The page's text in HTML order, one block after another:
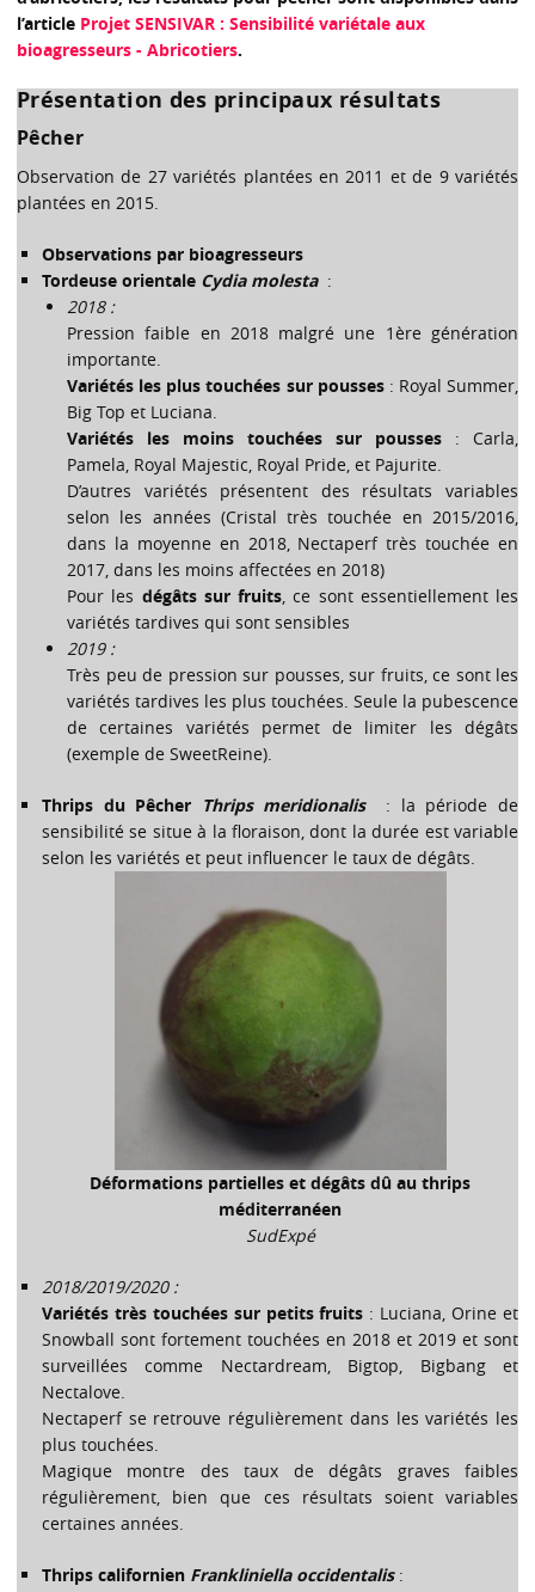
l’article Projet SENSIVAR : Sensibilité variétale aux
bioagresseurs - Abricotiers.
Présentation des principaux résultats
Pêcher
Observation de 27 variétés plantées en 2011 et de 9 variétés
plantées en 2015.
Observations par bioagresseurs
Tordeuse orientale Cydia molesta :
2018 :
Pression faible en 2018 malgré une 1ère génération
importante.
Variétés les plus touchées sur pousses: Royal Summer,
Big Top et Luciana.
Variétés les moins touchées sur pousses : Carla,
Pamela, Royal Majestic, Royal Pride, et Pajurite.
D’autres variétés présentent des résultats variables
selon les années (Cristal très touchée en 2015/2016,
dans la moyenne en 2018, Nectaperf très touchée en
2017, dans les moins affectées en 2018)
Pour les dégâts sur fruits , ce sont essentiellement les
variétés tardives qui sont sensibles
2019 :
Très peu de pression sur pousses, sur fruits, ce sont les
variétés tardives les plus touchées. Seule la pubescence
de certaines variétés permet de limiter les dégâts
(exemple de SweetReine).
Thrips du Pêcher Thrips meridionalis
: la période de
sensibilité se situe à la floraison, dont la durée est variable
selon les variétés et peut influencer le taux de dégâts.
Déformations partielles et dégâts dû au thrips
méditerranéen
SudExpé
2018/2019/2020 :
Variétés très touchées sur petits fruits : Luciana, Orine et
Snowball sont fortement touchées en 2018 et 2019 et sont
surveillées comme Nectardream, Bigtop, Bigbang et
Nectalove.
Nectaperf se retrouve régulièrement dans les variétés les
plus touchées.
Magique montre des taux de dégâts graves faibles
régulièrement, bien que ces résultats soient variables
certaines années.
Thrips californien Frankliniella occidentalis: